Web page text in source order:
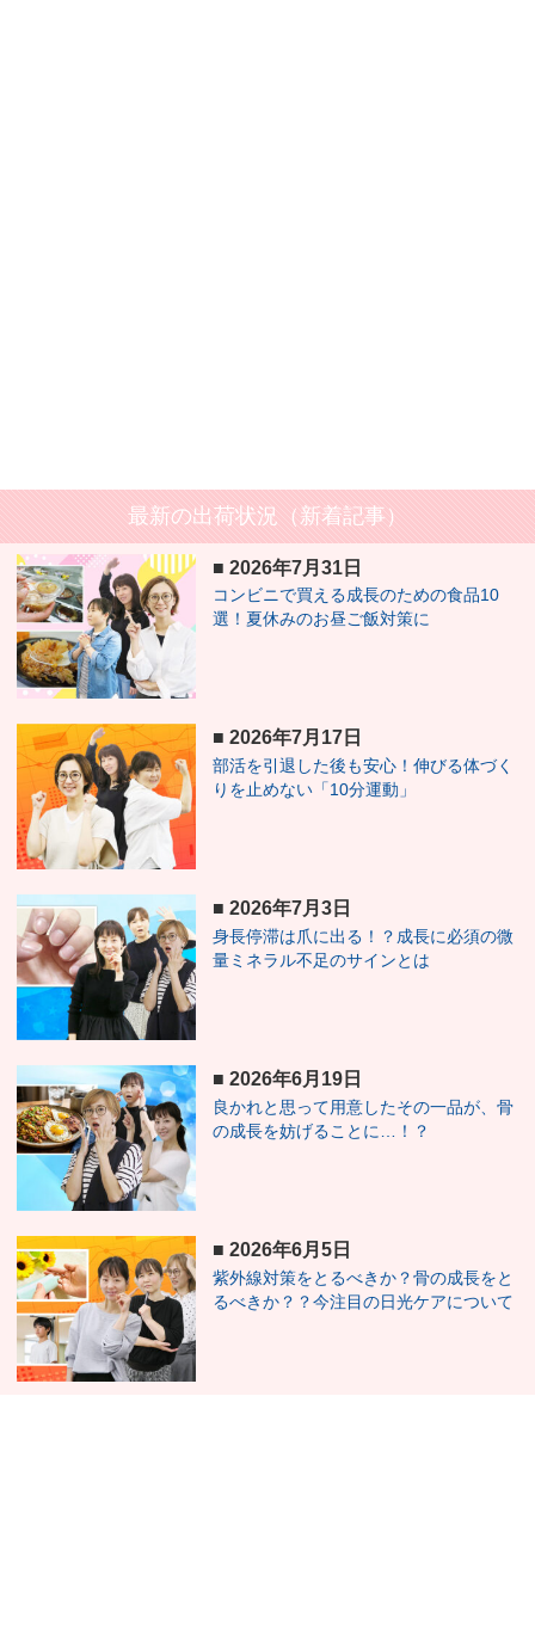
最新の出荷状況（新着記事）
■ 2026年7月31日
コンビニで買える成長のための食品10
選！夏休みのお昼ご飯対策に
■ 2026年7月17日
部活を引退した後も安心！伸びる体づく
りを止めない「10分運動」
■ 2026年7月3日
身長停滞は爪に出る！？成長に必須の微
量ミネラル不足のサインとは
■ 2026年6月19日
良かれと思って用意したその一品が、骨
の成長を妨げることに…！？
■ 2026年6月5日
紫外線対策をとるべきか？骨の成長をと
るべきか？？今注目の日光ケアについて